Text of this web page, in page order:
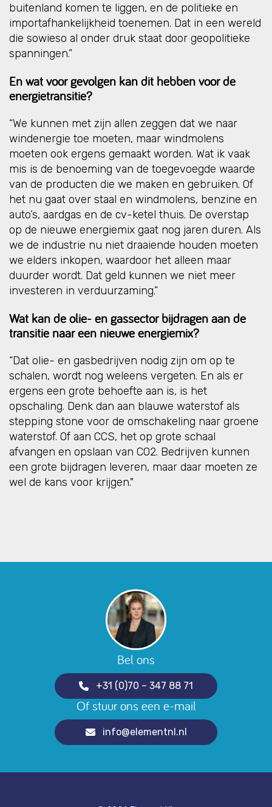
buitenland komen te liggen, en de politieke en
importafhankelijkheid toenemen. Dat in een wereld
die sowieso al onder druk staat door geopolitieke
spanningen.”
En wat voor gevolgen kan dit hebben voor de
energietransitie?
“We kunnen met zijn allen zeggen dat we naar
windenergie toe moeten, maar windmolens
moeten ook ergens gemaakt worden. Wat ik vaak
mis is de benoeming van de toegevoegde waarde
van de producten die we maken en gebruiken. Of
het nu gaat over staal en windmolens, benzine en
auto’s, aardgas en de cv-ketel thuis. De overstap
op de nieuwe energiemix gaat nog jaren duren. Als
we de industrie nu niet draaiende houden moeten
we elders inkopen, waardoor het alleen maar
duurder wordt. Dat geld kunnen we niet meer
investeren in verduurzaming.”
Wat kan de olie- en gassector bijdragen aan de
transitie naar een nieuwe energiemix?
“Dat olie- en gasbedrijven nodig zijn om op te
schalen, wordt nog weleens vergeten. En als er
ergens een grote behoefte aan is, is het
opschaling. Denk dan aan blauwe waterstof als
stepping stone voor de omschakeling naar groene
waterstof. Of aan CCS, het op grote schaal
afvangen en opslaan van CO2. Bedrijven kunnen
een grote bijdragen leveren, maar daar moeten ze
wel de kans voor krijgen."
Bel ons
+31 (0)70 – 347 88 71
Of stuur ons een e-mail
info@elementnl.nl